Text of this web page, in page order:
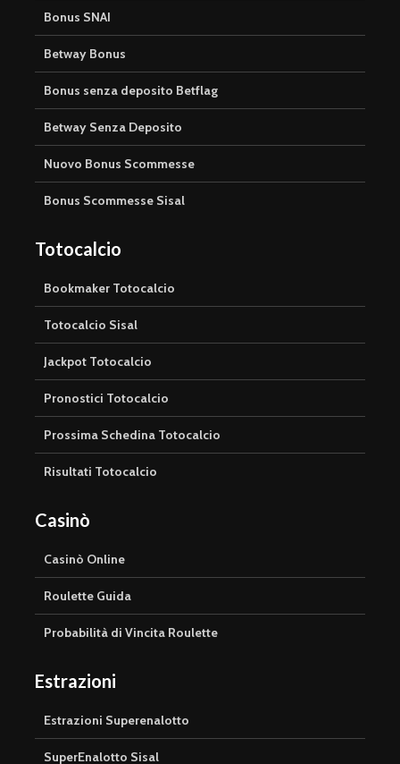
Bonus SNAI
Betway Bonus
Bonus senza deposito Betflag
Betway Senza Deposito
Nuovo Bonus Scommesse
Bonus Scommesse Sisal
Totocalcio
Bookmaker Totocalcio
Totocalcio Sisal
Jackpot Totocalcio
Pronostici Totocalcio
Prossima Schedina Totocalcio
Risultati Totocalcio
Casinò
Casinò Online
Roulette Guida
Probabilità di Vincita Roulette
Estrazioni
Estrazioni Superenalotto
SuperEnalotto Sisal